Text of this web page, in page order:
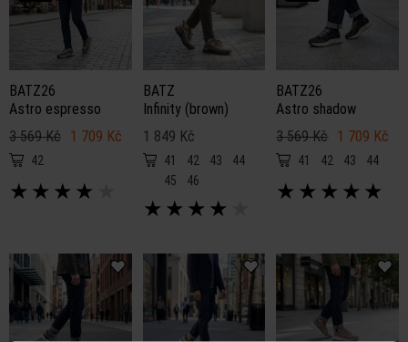
BATZ26
Astro espresso
3 569 Kč 1 709 Kč
42
★ ★ ★ ★
BATZ
Infinity (brown)
1 849 Kč
41 42 43
44
45
46
★ ★ ★ ★
BATZ26
Astro shadow
3 569 Kč 1 709 Kč
41 42 43 44
★ ★ ★ ★ ★